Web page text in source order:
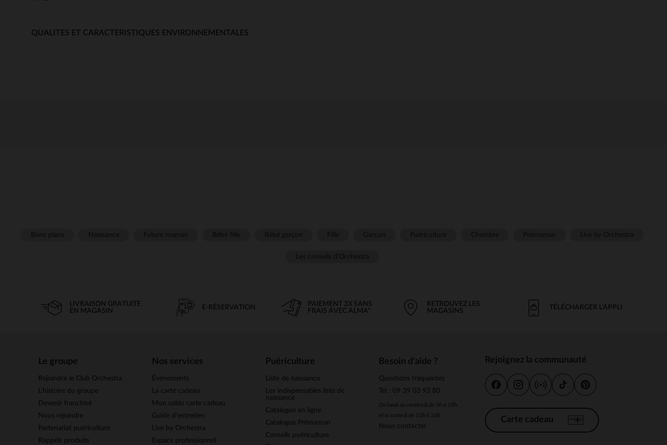
QUALITES ET CARACTERISTIQUES ENVIRONNEMENTALES
LIVRAISON GRATUITE
EN MAGASIN
E-RÉSERVATION
PAIEMENT 3X SANS
FRAIS AVEC ALMA*
RETROUVEZ LES
MAGASINS
TÉLÉCHARGER L'APPLI
Le groupe
Rejoindre le Club Orchestra
L’histoire du groupe
Devenir franchisé
Nous rejoindre
Partenariat puériculture
Rappels produits
Nos services
Évènements
La carte cadeau
Mon solde carte cadeau
Guide d'entretien
Live by Orchestra
Espace professionnel
Puériculture
Liste de naissance
Les indispensables liste de
naissance
Catalogue en ligne
Catalogue Prémaman
Conseils puériculture
Besoin d'aide ?
Questions fréquentes
Tel : 09 39 03 93 80
Du lundi au vendredi de 9h à 18h
et le samedi de 10h à 18h
Nous contacter
Rejoignez la communauté
Carte cadeau